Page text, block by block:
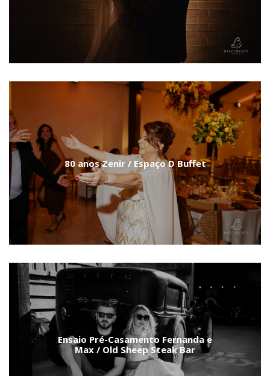
80 anos Zenir / Espaço D Buffet
Ensaio Pré-Casamento Fernanda e
Max / Old Sheep Steak Bar